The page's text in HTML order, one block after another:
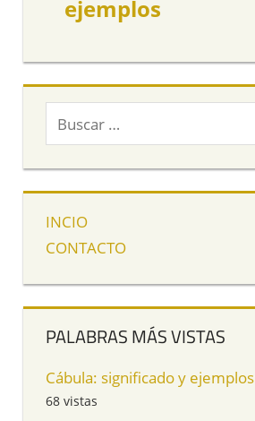
ejemplos
INCIO
CONTACTO
PALABRAS MÁS VISTAS
Cábula: significado y ejemplos
68 vistas